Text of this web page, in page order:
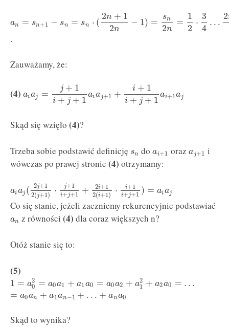
an = sn+1 − sn = sn ⋅ (
2n + 1
2n
− 1) =
sn
2n
=
1
2
⋅
3
4
…
2
.
Zauważamy, że:
(4) aiaj =
j + 1
i + j + 1
aiaj+1 +
i + 1
i + j + 1
ai+1 aj
Skąd się wzięło (4)?
Trzeba sobie podstawić definicję sn doai+1 orazaj+1 i
wówczas po prawej stronie (4) otrzymamy:
aiaj ( 2j+1
2(j+1) ⋅ j+1
i+j+1 + 2i+1
2(i+1) ⋅ i+1
i+j+1 ) = aiaj
Co się stanie, jeżeli zaczniemy rekurencyjnie podstawiać
an z równości(4) dla coraz większych n?
Otóż stanie się to:
(5)
1 = a2
0 = a0a1 + a1a0 = a0a2 + a2
1 + a2a0 = …
= a0an + a1an−1 + … + ana0
Skąd to wynika?